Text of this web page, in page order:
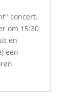
concert.
om 15:30
en
een